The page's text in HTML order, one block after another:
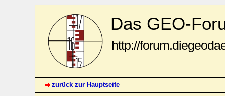
Das GEO-
http://
zurück zur Hauptseite